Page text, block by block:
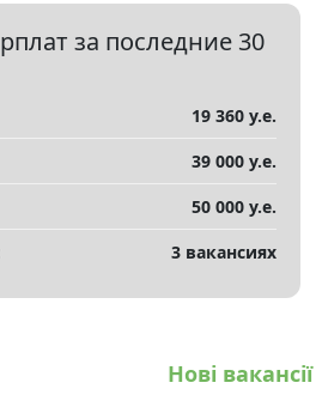
за последние 30
19 360 у.е.
39 000 у.е.
50 000 у.е.
3 вакансиях
Нові вакансії